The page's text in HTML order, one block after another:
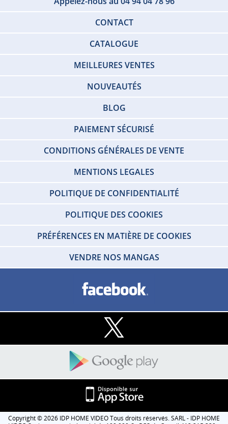
CONTACT
CATALOGUE
MEILLEURES VENTES
NOUVEAUTÉS
BLOG
PAIEMENT SÉCURISÉ
CONDITIONS GÉNÉRALES DE VENTE
MENTIONS LEGALES
POLITIQUE DE CONFIDENTIALITÉ
POLITIQUE DES COOKIES
PRÉFÉRENCES EN MATIÈRE DE COOKIES
VENDRE NOS MANGAS
Copyright © 2026 IDP HOME VIDEO Tous droits réservés. SARL - IDP HOME